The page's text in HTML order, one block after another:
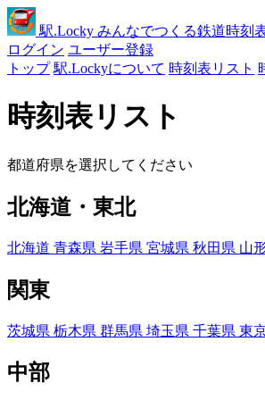
駅.Locky みんなでつくる鉄道時刻
ログイン ユーザー登録
トップ 駅.Lockyについて 時刻表リスト
時刻表リスト
都道府県を選択してください
北海道・東北
北海道 青森県 岩手県 宮城県 秋田県 山
関東
茨城県 栃木県 群馬県 埼玉県 千葉県 東
中部